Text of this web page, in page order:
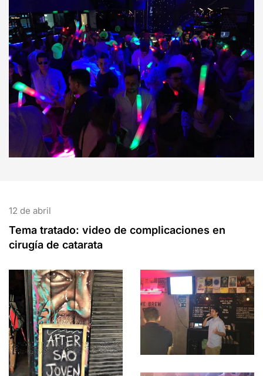
12 de abril
Tema tratado: video de complicaciones en
cirugía de catarata